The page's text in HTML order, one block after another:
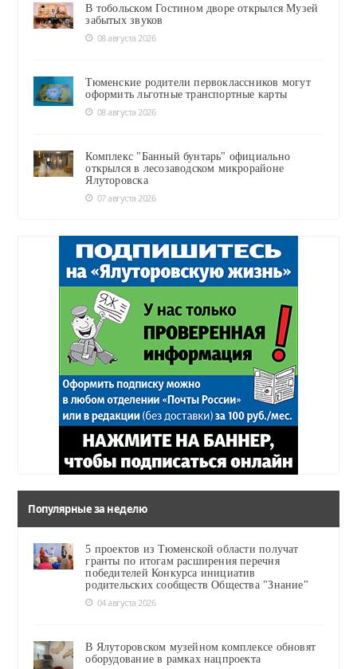
В тобольском Гостином дворе открылся Музей
забытых звуков
08 августа 2026
Тюменские родители первоклассников могут
оформить льготные транспортные карты
08 августа 2026
Комплекс "Банный бунтарь" официально
открылся в лесозаводском микрорайоне
Ялуторовска
07 августа 2026
Популярные за неделю
5 проектов из Тюменской области получат
гранты по итогам расширения перечня
победителей Конкурса инициатив
родительских сообществ Общества "Знание"
04 августа 2026
В Ялуторовском музейном комплексе обновят
оборудование в рамках нацпроекта